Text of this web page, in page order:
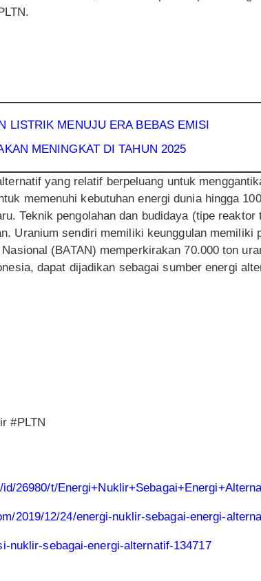
LISTRIK MENUJU ERA BEBAS EMISI
MENINGKAT DI TAHUN 2025
yang relatif berpeluang untuk
memenuhi kebutuhan energi dunia hingga
Teknik pengolahan dan budidaya (tipe
Uranium sendiri memiliki keunggulan memiliki
(BATAN) memperkirakan 70.000 ton
dapat dijadikan sebagai sumber energi
#PLTN
26980/t/
2019/12/24/energi-nuklir-sebagai-energi-
nuklir-sebagai-energi-alternatif-134717